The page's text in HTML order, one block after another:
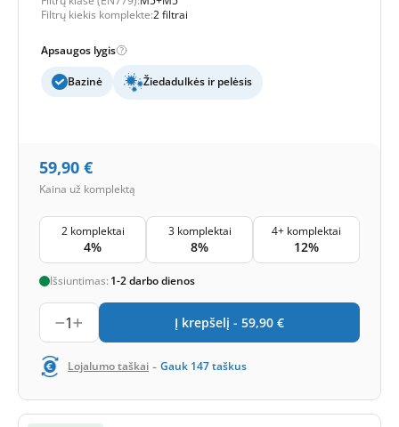
Filtrų kiekis komplekte:2 filtrai
Apsaugos lygis
Bazinė Žiedadulkės ir pelėsis
59,90 €
Kaina už komplektą
2 komplektai
4%
3 komplektai
8%
4+ komplektai
12%
Išsiuntimas: 1-2 darbo dienos
1 Į krepšelį - 59,90 €
Lojalumo taškai - Gauk 147taškus